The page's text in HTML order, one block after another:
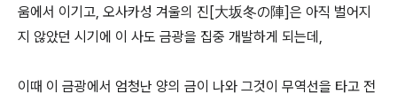
움에서 이기고, 오사카성 겨울의 진[大坂冬の陣]은 아직 벌어지
지 않았던 시기에 이 사도 금광을 집중 개발하게 되는데,
이때 이 금광에서 엄청난 양의 금이 나와 그것이 무역선을 타고 전